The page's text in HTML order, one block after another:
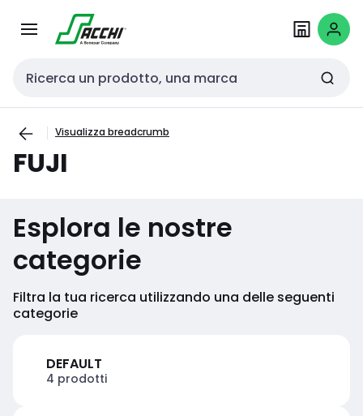
navigazionecontenuto
Cerca input
Visualizza breadcrumb
FUJI
Esplora le nostre
categorie
Filtra la tua ricerca utilizzando una delle seguenti
categorie
DEFAULT
4 prodotti